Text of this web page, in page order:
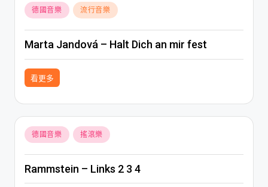
Posted
in
德國音樂 流行音樂
Marta Jandová – Halt Dich an mir fest
看更多
Posted
in
德國音樂 搖滾樂
Rammstein – Links 2 3 4